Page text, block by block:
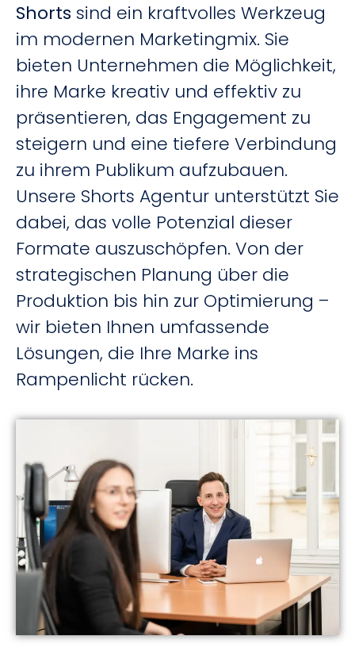
Shorts sind ein kraftvolles Werkzeug
im modernen Marketingmix. Sie
bieten Unternehmen die Möglichkeit,
ihre Marke kreativ und effektiv zu
präsentieren, das Engagement zu
steigern und eine tiefere Verbindung
zu ihrem Publikum aufzubauen.
Unsere Shorts Agentur unterstützt Sie
dabei, das volle Potenzial dieser
Formate auszuschöpfen. Von der
strategischen Planung über die
Produktion bis hin zur Optimierung –
wir bieten Ihnen umfassende
Lösungen, die Ihre Marke ins
Rampenlicht rücken.